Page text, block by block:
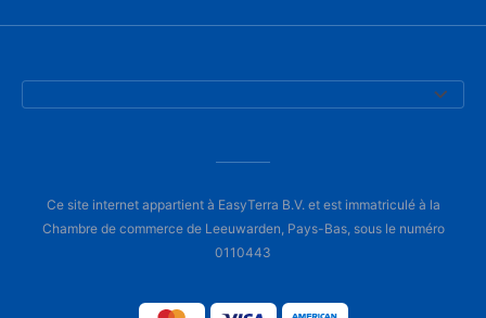
Ce site internet appartient à EasyTerra B.V. et est immatriculé à la
Chambre de commerce de Leeuwarden, Pays-Bas, sous le numéro
0110443